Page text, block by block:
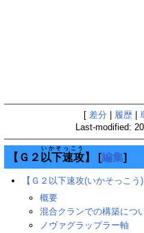
[ 差分 履歴|
Last-modified:
【Ｇ２ 以下速攻
いかそっこう
】 [編集]
【Ｇ２以下速攻(いかそっこう)
概要
混合クランでの構築につ
ノヴァグラップラー軸